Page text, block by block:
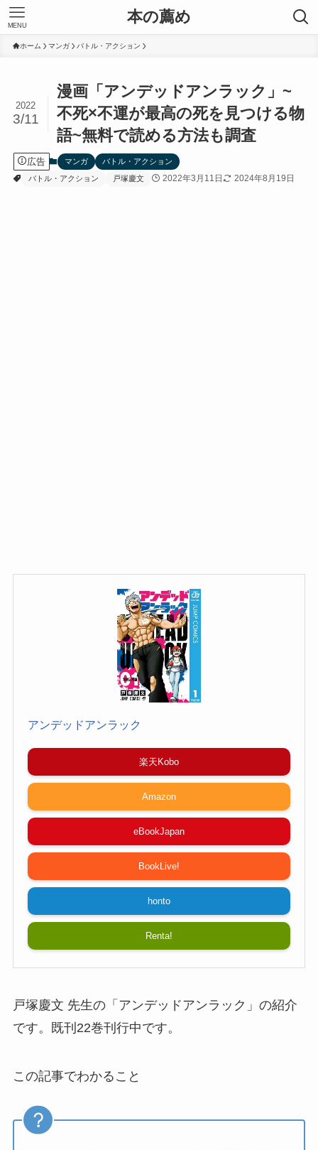
本の薦め
MENU
ホーム マンガ バトル・アクション
漫画「アンデッドアンラック」~
不死×不運が最高の死を見つける物
語~無料で読める方法も調査
2022
3/11
広告 マンガ
バトル・アクション
バトル・アクション
戸塚慶文 2022年3月11日 2024年8月19日
アンデッドアンラック
楽天Kobo
Amazon
eBookJapan
BookLive!
honto
Renta!
戸塚慶文 先生の「アンデッドアンラック」の紹介
です。既刊22巻刊行中です。
この記事でわかること